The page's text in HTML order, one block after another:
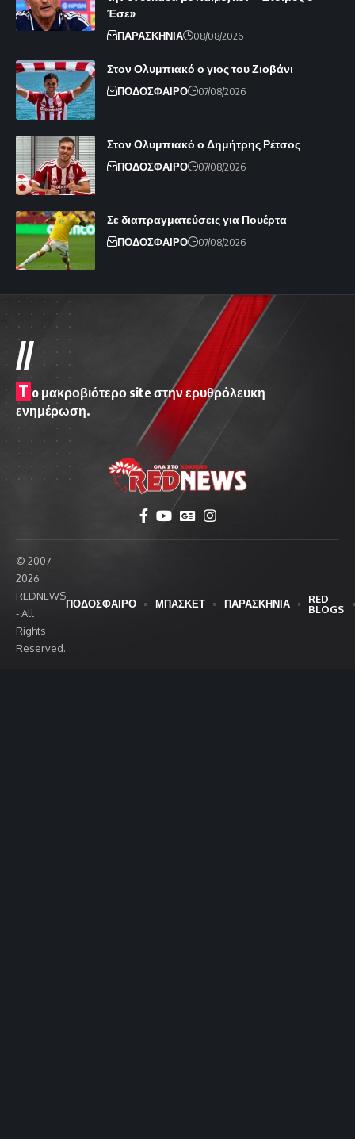
Έσε»
ΠΑΡΑΣΚΗΝΙΑ 08/08/2026
Στον Ολυμπιακό ο γιος του Ζιοβάνι
ΠΟΔΟΣΦΑΙΡΟ 07/08/2026
Στον Ολυμπιακό ο Δημήτρης Ρέτσος
ΠΟΔΟΣΦΑΙΡΟ 07/08/2026
Σε διαπραγματεύσεις για Πουέρτα
ΠΟΔΟΣΦΑΙΡΟ 07/08/2026
//
T o μακροβιότερο site στην ερυθρόλευκη
ενημέρωση.
© 2007-
2026
REDNEWS
- All
Rights
Reserved.
ΠΟΔΟΣΦΑΙΡΟ ΜΠΑΣΚΕΤ ΠΑΡΑΣΚΗΝΙΑ
RED
BLOGS